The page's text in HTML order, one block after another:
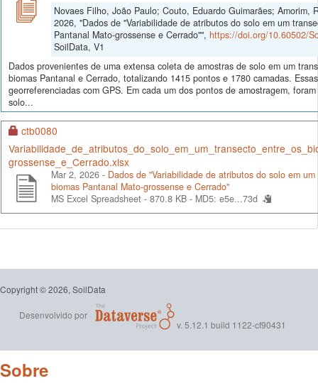
Novaes Filho, João Paulo; Couto, Eduardo Guimarães; Amorim,
2026, "Dados de "Variabilidade de atributos do solo em um
Pantanal Mato-grossense e Cerrado"", https://doi.org/10.60502/
SoilData, V1
Dados provenientes de uma extensa coleta de amostras de solo em um
biomas Pantanal e Cerrado, totalizando 1415 pontos e 1780 camadas.
georreferenciadas com GPS. Em cada um dos pontos de amostragem,
solo...
ctb0080
grossense_e_Cerrado.xlsx
Mar 2, 2026 - Dados de "Variabilidade de atributos do solo em
biomas Pantanal Mato-grossense e Cerrado"
MS Excel Spreadsheet - 870.8 KB - MD5: e5e...73d
Copyright © 2026, SoilData
Desenvolvido por
v. 5.12.1 build 1122-cf90431
Sobre